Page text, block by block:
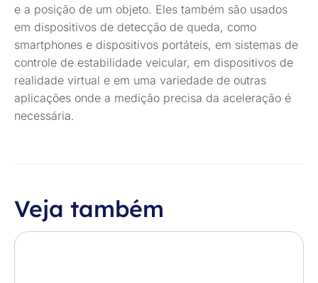
e a posição de um objeto. Eles também são usados
em dispositivos de detecção de queda, como
smartphones e dispositivos portáteis, em sistemas de
controle de estabilidade veicular, em dispositivos de
realidade virtual e em uma variedade de outras
aplicações onde a medição precisa da aceleração é
necessária.
Veja também